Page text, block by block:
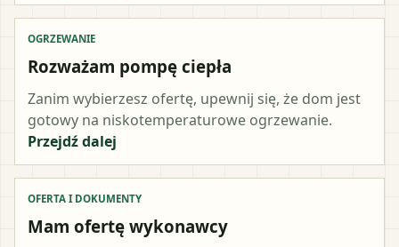
OGRZEWANIE
Rozważam pompę ciepła
Zanim wybierzesz ofertę, upewnij się, że dom jest
gotowy na niskotemperaturowe ogrzewanie.
Przejdź dalej
OFERTA I DOKUMENTY
Mam ofertę wykonawcy